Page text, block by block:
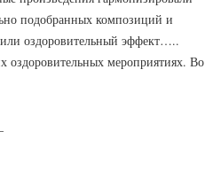
подобранных композиций и
оздоровительный эффект…..
оздоровительных мероприятиях. Во